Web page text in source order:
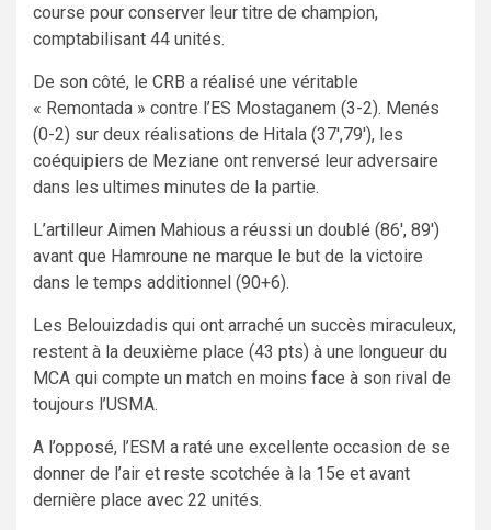
course pour conserver leur titre de champion,
comptabilisant 44 unités.
De son côté, le CRB a réalisé une véritable
« Remontada » contre l’ES Mostaganem (3-2). Menés
(0-2) sur deux réalisations de Hitala (37′,79′), les
coéquipiers de Meziane ont renversé leur adversaire
dans les ultimes minutes de la partie.
L’artilleur Aimen Mahious a réussi un doublé (86′, 89′)
avant que Hamroune ne marque le but de la victoire
dans le temps additionnel (90+6).
Les Belouizdadis qui ont arraché un succès miraculeux,
restent à la deuxième place (43 pts) à une longueur du
MCA qui compte un match en moins face à son rival de
toujours l’USMA.
A l’opposé, l’ESM a raté une excellente occasion de se
donner de l’air et reste scotchée à la 15e et avant
dernière place avec 22 unités.